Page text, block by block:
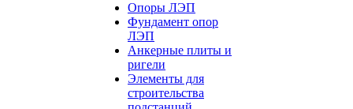
Опоры ЛЭП
Фундамент опор
ЛЭП
Анкерные плиты и
ригели
Элементы для
строительства